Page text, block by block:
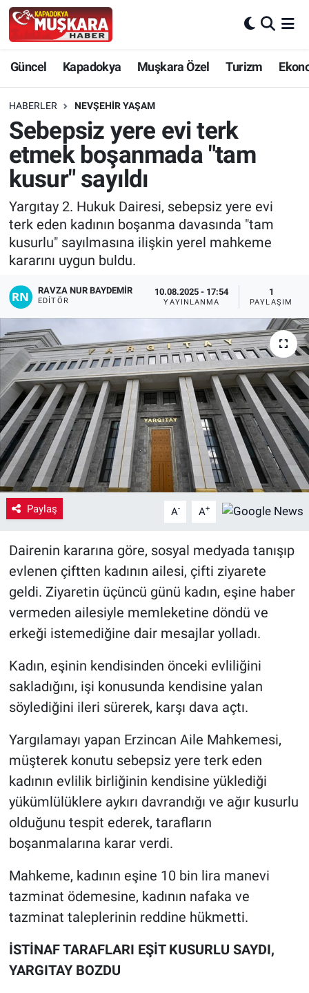
Güncel Kapadokya Muşkara Özel Turizm
HABERLER NEVŞEHIR YAŞAM
Sebepsiz yere evi terk
etmek boşanmada "tam
kusur" sayıldı
Yargıtay 2. Hukuk Dairesi, sebepsiz yere evi
terk eden kadının boşanma davasında "tam
kusurlu" sayılmasına ilişkin yerel mahkeme
kararını uygun buldu.
RAVZA NUR BAYDEMIR
EDITÖR
10.08.2025 - 17:54
YAYINLANMA
1
PAYLAŞIM
Paylaş A- A+
Dairenin kararına göre, sosyal medyada tanışıp
evlenen çiftten kadının ailesi, çifti ziyarete
geldi. Ziyaretin üçüncü günü kadın, eşine haber
vermeden ailesiyle memleketine döndü ve
erkeği istemediğine dair mesajlar yolladı.
Kadın, eşinin kendisinden önceki evliliğini
sakladığını, işi konusunda kendisine yalan
söylediğini ileri sürerek, karşı dava açtı.
Yargılamayı yapan Erzincan Aile Mahkemesi,
müşterek konutu sebepsiz yere terk eden
kadının evlilik birliğinin kendisine yüklediği
yükümlülüklere aykırı davrandığı ve ağır kusurlu
olduğunu tespit ederek, tarafların
boşanmalarına karar verdi.
Mahkeme, kadının eşine 10 bin lira manevi
tazminat ödemesine, kadının nafaka ve
tazminat taleplerinin reddine hükmetti.
İSTİNAF TARAFLARI EŞİT KUSURLU SAYDI,
YARGITAY BOZDU
Güncel
SEÇİM
Muşkara Özel
Kapadokya
Turizm
Kültür - Sanat
Yaşam
VEFATLAR
Nevşehir Hava Durumu
Nevşehir Trafik Yoğunluk Haritası
Süper Lig Puan Durumu ve Fikstür
Tüm Manşetler
Son Dakika Haberleri
Haber Arşivi